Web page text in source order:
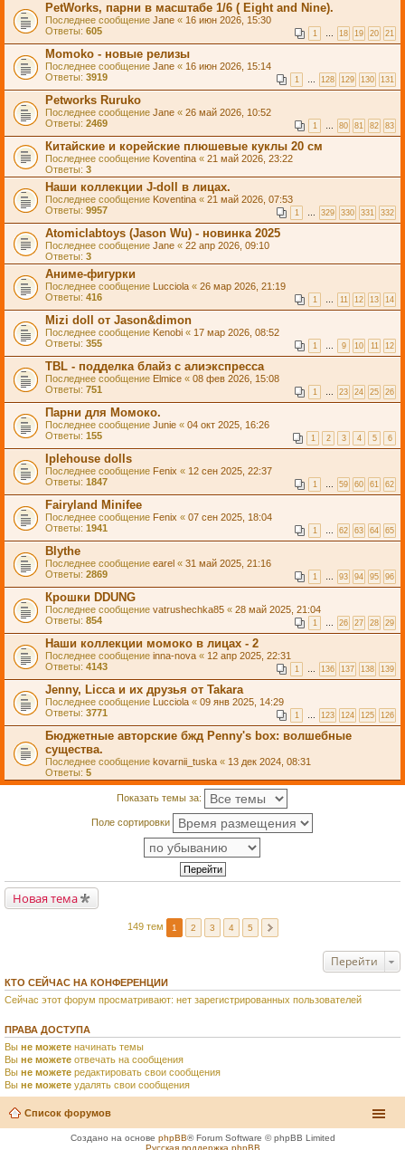
PetWorks, парни в масштабе 1/6 ( Eight and Nine).
Последнее сообщение Jane « 16 июн 2026, 15:30
Ответы: 605 1 … 18 19 20 21
Momoko - новые релизы
Последнее сообщение Jane « 16 июн 2026, 15:14
Ответы: 3919 1 … 128 129 130 131
Petworks Ruruko
Последнее сообщение Jane « 26 май 2026, 10:52
Ответы: 2469 1 … 80 81 82 83
Китайские и корейские плюшевые куклы 20 см
Последнее сообщение Koventina « 21 май 2026, 23:22
Ответы: 3
Наши коллекции J-doll в лицах.
Последнее сообщение Koventina « 21 май 2026, 07:53
Ответы: 9957 1 … 329 330 331 332
Atomiclabtoys (Jason Wu) - новинка 2025
Последнее сообщение Jane « 22 апр 2026, 09:10
Ответы: 3
Аниме-фигурки
Последнее сообщение Lucciola « 26 мар 2026, 21:19
Ответы: 416 1 … 11 12 13 14
Mizi doll от Jason&dimon
Последнее сообщение Kenobi « 17 мар 2026, 08:52
Ответы: 355 1 … 9 10 11 12
TBL - подделка блайз с алиэкспресса
Последнее сообщение Elmice « 08 фев 2026, 15:08
Ответы: 751 1 … 23 24 25 26
Парни для Момоко.
Последнее сообщение Junie « 04 окт 2025, 16:26
Ответы: 155 1 2 3 4 5 6
Iplehouse dolls
Последнее сообщение Fenix « 12 сен 2025, 22:37
Ответы: 1847 1 … 59 60 61 62
Fairyland Minifee
Последнее сообщение Fenix « 07 сен 2025, 18:04
Ответы: 1941 1 … 62 63 64 65
Blythe
Последнее сообщение earel « 31 май 2025, 21:16
Ответы: 2869 1 … 93 94 95 96
Крошки DDUNG
Последнее сообщение vatrushechka85 « 28 май 2025, 21:04
Ответы: 854 1 … 26 27 28 29
Наши коллекции момоко в лицах - 2
Последнее сообщение inna-nova « 12 апр 2025, 22:31
Ответы: 4143 1 … 136 137 138 139
Jenny, Licca и их друзья от Takara
Последнее сообщение Lucciola « 09 янв 2025, 14:29
Ответы: 3771 1 … 123 124 125 126
Бюджетные авторские бжд Penny's box: волшебные
существа.
Последнее сообщение kovarnii_tuska « 13 дек 2024, 08:31
Ответы: 5
Показать темы за:
Поле сортировки
Новая тема
149 тем 1 2 3 4 5
Перейти
КТО СЕЙЧАС НА КОНФЕРЕНЦИИ
Сейчас этот форум просматривают: нет зарегистрированных пользователей
ПРАВА ДОСТУПА
Вы не можете начинать темы
Вы не можете отвечать на сообщения
Вы не можете редактировать свои сообщения
Вы не можете удалять свои сообщения
Список форумов
Создано на основе phpBB® Forum Software © phpBB Limited
Русская поддержка phpBB